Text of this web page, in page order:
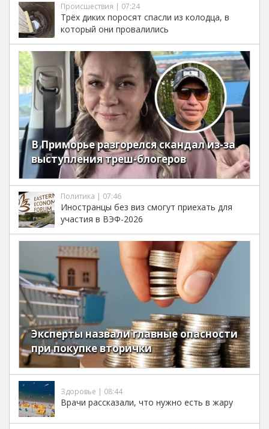
Происшествия | 07:24
Трёх диких поросят спасли из колодца, в
который они провалились
В Приморье разгорелся скандал из-за
выступления треш-блогеров
Политика | 07:46
Иностранцы без виз смогут приехать для
участия в ВЭФ-2026
Эксперты назвали главные опасности
при покупке вторички
Здоровье | 08:44
Врачи рассказали, что нужно есть в жару